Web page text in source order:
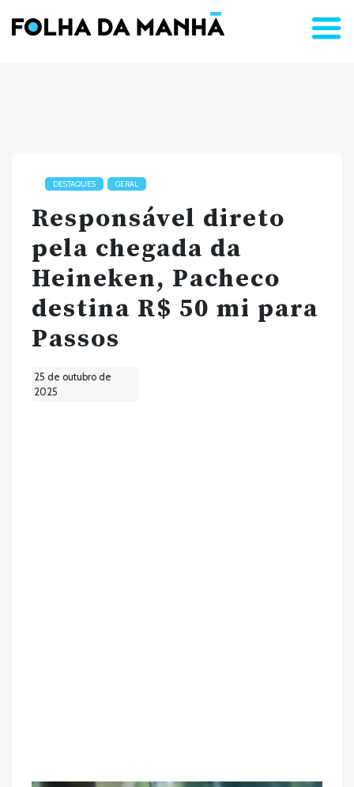
DESTAQUES GERAL
Responsável direto
pela chegada da
Heineken, Pacheco
destina R$ 50 mi para
Passos
25 de outubro de
2025